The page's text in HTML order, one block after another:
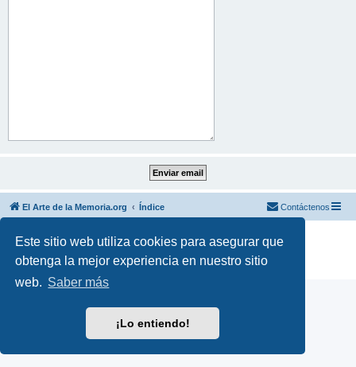
Este sitio web utiliza cookies para asegurar que
obtenga la mejor experiencia en nuestro sitio
web. Saber más
¡Lo entiendo!
El Arte de la Memoria.org Índice Contáctenos
Desarrollado por phpBB ® Forum Software © phpBB Limited
Traducción al español por
phpBB España
Privacidad|Condiciones